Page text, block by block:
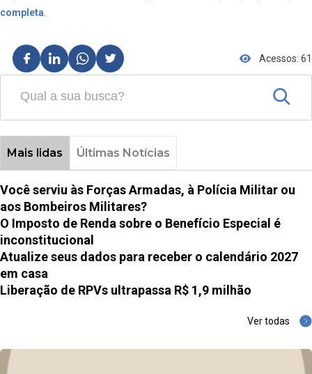
completa
Acessos: 61
Mais lidas Últimas Notícias
Você serviu às Forças Armadas, à Polícia Militar ou
aos Bombeiros Militares?
O Imposto de Renda sobre o Benefício Especial é
inconstitucional
Atualize seus dados para receber o calendário 2027
em casa
Liberação de RPVs ultrapassa R$ 1,9 milhão
Ver todas